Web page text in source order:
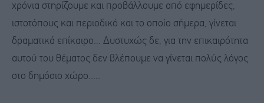
χρόνια στηρίζουμε και προβάλλουμε από εφημερίδες,
ιστοτόπους και περιοδικό και το οποίο σήμερα, γίνεται
δραματικά επίκαιρο... Δυστυχώς δε, για την επικαιρότητα
αυτού του θέματος δεν βλέπουμε να γίνεται πολύς λόγος
στο δημόσιο χώρο.....